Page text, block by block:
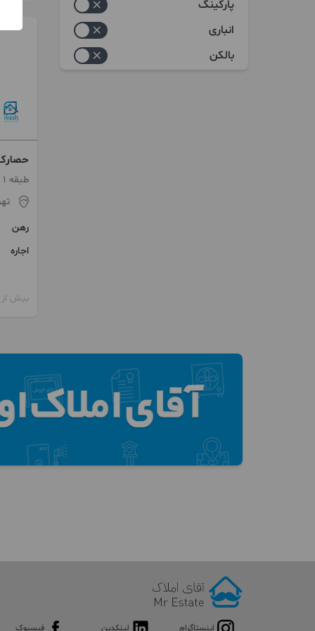
پارکینگ
انباری
بالکن
حصارک ۸۵ متر ۱ خواب فول
طبقه 1 / ساخت 1390 / آسانسور
رهن
اجاره
بیش از 12 ماه پیش
اینستاگرام لینکدین فیسبوک